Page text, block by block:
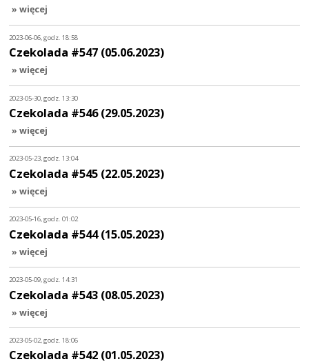
» więcej
2023-06-06, godz. 18:58
Czekolada #547 (05.06.2023)
» więcej
2023-05-30, godz. 13:30
Czekolada #546 (29.05.2023)
» więcej
2023-05-23, godz. 13:04
Czekolada #545 (22.05.2023)
» więcej
2023-05-16, godz. 01:02
Czekolada #544 (15.05.2023)
» więcej
2023-05-09, godz. 14:31
Czekolada #543 (08.05.2023)
» więcej
2023-05-02, godz. 18:06
Czekolada #542 (01.05.2023)